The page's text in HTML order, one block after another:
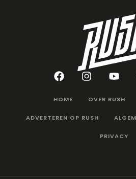
HOME OVER RUSH
ADVERTEREN OP RUSH
PRIVACY